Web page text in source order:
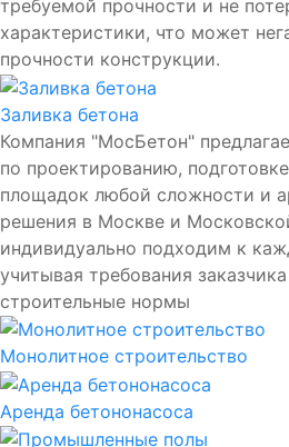
требуемой прочности и не
характеристики, что может
прочности конструкции.
Заливка бетона
Компания "МосБетон"
по проектированию,
площадок любой сложности и
решения в Москве и
индивидуально подходим к
учитывая требования
строительные нормы
Монолитное строительство
Аренда бетононасоса